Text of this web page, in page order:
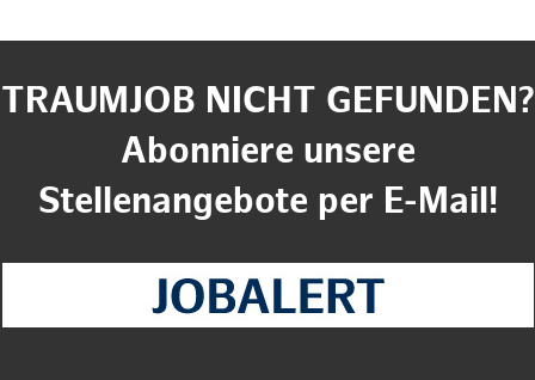
TRAUMJOB NICHT GEFUNDEN?
Abonniere unsere
Stellenangebote per E-Mail!